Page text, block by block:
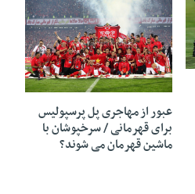
09 مه 2019
عبور از مهاجری پل پرسپولیس
برای قهرمانی / سرخپوشان با
ماشین قهرمان می شوند؟